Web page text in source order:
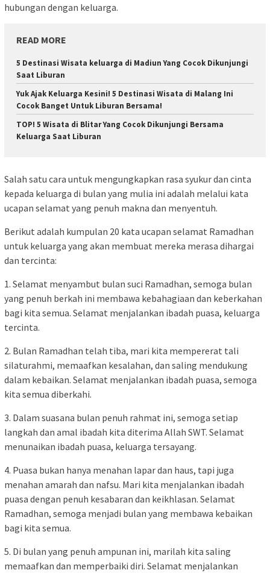
hubungan dengan keluarga.
READ MORE
5 Destinasi Wisata keluarga di Madiun Yang Cocok Dikunjungi
Saat Liburan
Yuk Ajak Keluarga Kesini! 5 Destinasi Wisata di Malang Ini
Cocok Banget Untuk Liburan Bersama!
TOP! 5 Wisata di Blitar Yang Cocok Dikunjungi Bersama
Keluarga Saat Liburan
Salah satu cara untuk mengungkapkan rasa syukur dan cinta
kepada keluarga di bulan yang mulia ini adalah melalui kata
ucapan selamat yang penuh makna dan menyentuh.
Berikut adalah kumpulan 20 kata ucapan selamat Ramadhan
untuk keluarga yang akan membuat mereka merasa dihargai
dan tercinta:
1. Selamat menyambut bulan suci Ramadhan, semoga bulan
yang penuh berkah ini membawa kebahagiaan dan keberkahan
bagi kita semua. Selamat menjalankan ibadah puasa, keluarga
tercinta.
2. Bulan Ramadhan telah tiba, mari kita mempererat tali
silaturahmi, memaafkan kesalahan, dan saling mendukung
dalam kebaikan. Selamat menjalankan ibadah puasa, semoga
kita semua diberkahi.
3. Dalam suasana bulan penuh rahmat ini, semoga setiap
langkah dan amal ibadah kita diterima Allah SWT. Selamat
menunaikan ibadah puasa, keluarga tersayang.
4. Puasa bukan hanya menahan lapar dan haus, tapi juga
menahan amarah dan nafsu. Mari kita menjalankan ibadah
puasa dengan penuh kesabaran dan keikhlasan. Selamat
Ramadhan, semoga menjadi bulan yang membawa kebaikan
bagi kita semua.
5. Di bulan yang penuh ampunan ini, marilah kita saling
memaafkan dan memperbaiki diri. Selamat menjalankan